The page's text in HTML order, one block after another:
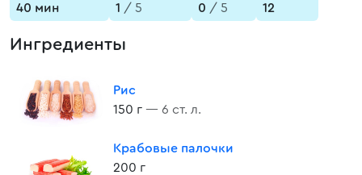
40 мин
1 / 5
0 / 5
12
Ингредиенты
Рис
150 г — 6 ст. л.
Крабовые палочки
200 г